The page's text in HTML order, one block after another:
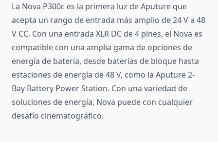
La Nova P300c es la primera luz de Aputure que
acepta un rango de entrada más amplio de 24 V a 48
V CC. Con una entrada XLR DC de 4 pines, el Nova es
compatible con una amplia gama de opciones de
energía de batería, desde baterías de bloque hasta
estaciones de energía de 48 V, como la Aputure 2-
Bay Battery Power Station. Con una variedad de
soluciones de energía, Nova puede con cualquier
desafío cinematográfico.